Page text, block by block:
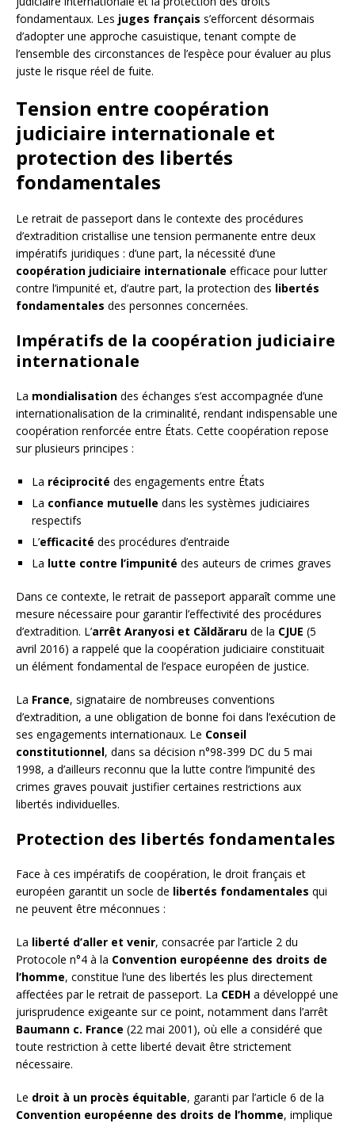
fondamentaux. Les juges français s’efforcent désormais
d’adopter une approche casuistique, tenant compte de
l’ensemble des circonstances de l’espèce pour évaluer au plus
juste le risque réel de fuite.
Tension entre coopération
judiciaire internationale et
protection des libertés
fondamentales
Le retrait de passeport dans le contexte des procédures
d’extradition cristallise une tension permanente entre deux
impératifs juridiques : d’une part, la nécessité d’une
coopération judiciaire internationale efficace pour lutter
contre l’impunité et, d’autre part, la protection des libertés
fondamentales des personnes concernées.
Impératifs de la coopération judiciaire
internationale
La mondialisation des échanges s’est accompagnée d’une
internationalisation de la criminalité, rendant indispensable une
coopération renforcée entre États. Cette coopération repose
sur plusieurs principes :
La réciprocité des engagements entre États
La confiance mutuelle dans les systèmes judiciaires
respectifs
L’efficacité des procédures d’entraide
La lutte contre l’impunité des auteurs de crimes graves
Dans ce contexte, le retrait de passeport apparaît comme une
mesure nécessaire pour garantir l’effectivité des procédures
d’extradition. L’arrêt Aranyosi et Căldăraru de la CJUE (5
avril 2016) a rappelé que la coopération judiciaire constituait
un élément fondamental de l’espace européen de justice.
La France, signataire de nombreuses conventions
d’extradition, a une obligation de bonne foi dans l’exécution de
ses engagements internationaux. Le Conseil
constitutionnel, dans sa décision n°98-399 DC du 5 mai
1998, a d’ailleurs reconnu que la lutte contre l’impunité des
crimes graves pouvait justifier certaines restrictions aux
libertés individuelles.
Protection des libertés fondamentales
Face à ces impératifs de coopération, le droit français et
européen garantit un socle de libertés fondamentales qui
ne peuvent être méconnues :
La liberté d’aller et venir, consacrée par l’article 2 du
Protocole n°4 à la Convention européenne des droits de
l’homme, constitue l’une des libertés les plus directement
affectées par le retrait de passeport. La CEDH a développé une
jurisprudence exigeante sur ce point, notamment dans l’arrêt
Baumann c. France (22 mai 2001), où elle a considéré que
toute restriction à cette liberté devait être strictement
nécessaire.
Le droit à un procès équitable, garanti par l’article 6 de la
Convention européenne des droits de l’homme, implique